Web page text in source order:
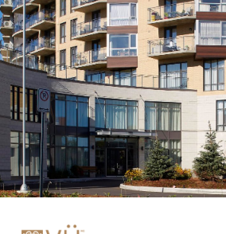
Ce qui nous distingue
Notre produit
Notre expérience client
Notre esprit épicurien
Notre intégration dans la
communauté